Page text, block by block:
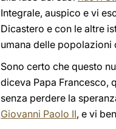
Integrale, auspico e vi
Dicastero e con le altre
umana delle popolazioni
Sono certo che questo
diceva Papa Francesco,
senza perdere la
Giovanni Paolo II, e vi